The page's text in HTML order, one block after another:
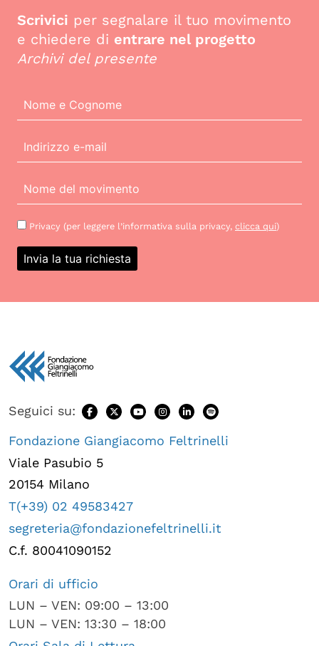
I MOVIMENTI
Ultima Generazione
Extinction Rebellion
LE FONTI
Biblioteca
Documentazione
Scrivici per segnalare il tuo movimento
e chiedere di entrare nel progetto
Archivi del presente
Privacy (per leggere l’informativa sulla privacy, clicca qui)
Seguici su:
Fondazione Giangiacomo Feltrinelli
Viale Pasubio 5
20154 Milano
T(+39) 02 49583427
segreteria@fondazionefeltrinelli.it
C.f. 80041090152
Orari di ufficio
LUN – VEN: 09:00 – 13:00
LUN – VEN: 13:30 – 18:00